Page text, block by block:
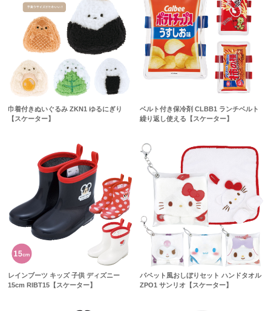
巾着付きぬいぐるみ ZKN1 ゆるにぎり
【スケーター】
ベルト付き保冷剤 CLBB1 ランチベルト
繰り返し使える【スケーター】
レインブーツ キッズ 子供 ディズニー
15cm RIBT15【スケーター】
パペット風おしぼりセット ハンドタオル
ZPO1 サンリオ【スケーター】